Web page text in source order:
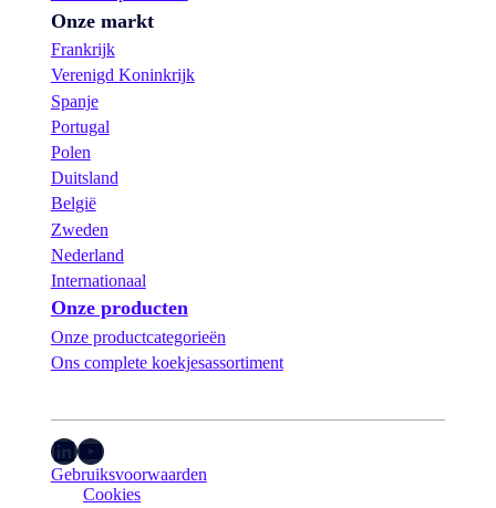
Onze markt
Frankrijk
Verenigd Koninkrijk
Spanje
Portugal
Polen
Duitsland
België
Zweden
Nederland
Internationaal
Onze producten
Onze productcategorieën
Ons complete koekjesassortiment
LinkedIn YouTube
Gebruiksvoorwaarden
Cookies